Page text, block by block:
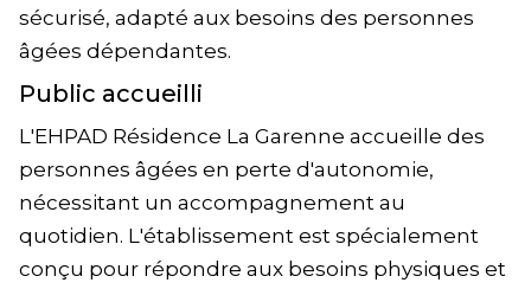
sécurisé, adapté aux besoins des personnes
âgées dépendantes.
Public accueilli
L'EHPAD Résidence La Garenne accueille des
personnes âgées en perte d'autonomie,
nécessitant un accompagnement au
quotidien. L'établissement est spécialement
conçu pour répondre aux besoins physiques et